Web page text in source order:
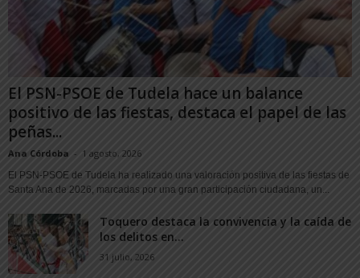
El PSN-PSOE de Tudela hace un balance
positivo de las fiestas, destaca el papel de las
peñas...
Ana Córdoba - 1 agosto, 2026
El PSN-PSOE de Tudela ha realizado una valoración positiva de las fiestas de
Santa Ana de 2026, marcadas por una gran participación ciudadana, un...
Toquero destaca la convivencia y la caída de
los delitos en...
31 julio, 2026